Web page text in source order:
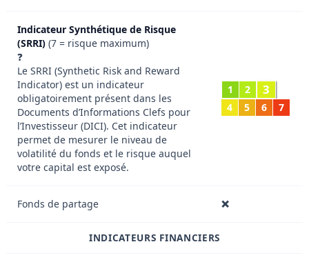
Indicateur Synthétique de Risque
(SRRI) (7 = risque maximum)
❓
Le SRRI (Synthetic Risk and Reward
Indicator) est un indicateur
obligatoirement présent dans les
Documents d’Informations Clefs pour
l’Investisseur (DICI). Cet indicateur
permet de mesurer le niveau de
volatilité du fonds et le risque auquel
votre capital est exposé.
1 2 3
4 5 6 7
Fonds de partage ❌
INDICATEURS FINANCIERS